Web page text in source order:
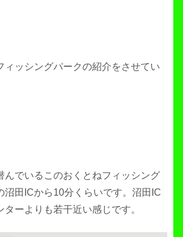
ィッシングパークの紹介をさせてい
んでいるこのおくとねフィッシング
沼田ICから10分くらいです。沼田IC
ーよりも若干近い感じです。